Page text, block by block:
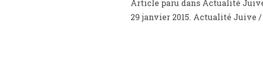
Article paru dans Actualité Juive
29 janvier 2015. Actualité Juive /